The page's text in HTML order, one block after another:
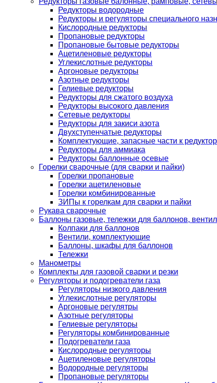
Редукторы водородные
Редукторы и регуляторы специального
Кислородные редукторы
Пропановые редукторы
Пропановые бытовые редукторы
Ацетиленовые редукторы
Углекислотные редукторы
Аргоновые редукторы
Азотные редукторы
Гелиевые редукторы
Редукторы для сжатого воздуха
Редукторы высокого давления
Сетевые редукторы
Редукторы для закиси азота
Двухступенчатые редукторы
Комплектующие, запасные части к
Редукторы для аммиака
Редукторы баллонные осевые
Горелки сварочные (для сварки и пайки)
Горелки пропановые
Горелки ацетиленовые
Горелки комбинированные
ЗИПы к горелкам для сварки и пайки
Рукава сварочные
Баллоны газовые, тележки для баллонов,
Колпаки для баллонов
Вентили, комплектующие
Баллоны, шкафы для баллонов
Тележки
Манометры
Комплекты для газовой сварки и резки
Регуляторы и подогреватели газа
Регуляторы низкого давления
Углекислотные регуляторы
Аргоновые регулятры
Азотные регуляторы
Гелиевые регуляторы
Регуляторы комбинированные
Подогреватели газа
Кислородные регуляторы
Ацетиленовые регуляторы
Водородные регуляторы
Пропановые регуляторы